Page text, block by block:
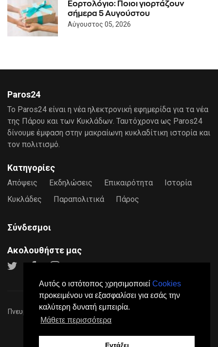
Αυτός ο ιστότοπος χρησιμοποιεί Cookies
προκειμένου να εξασφαλίσει για εσάς την
καλύτερη δυνατή εμπειρία.
Μάθετε περισσότερα
Εντάξει
Εορτολόγιο: Ποιοι γιορτάζουν
σήμερα 5 Αυγούστου
Αύγουστος 05, 2026
Paros24
Το Paros24 είναι η νέα ηλεκτρονική εφημερίδα για τα νέα
της Πάρου και των Κυκλάδων. Ταυτόχρονα ως Paros24
δίνουμε έμφαση στην μακραίωνη κυκλαδίτικη ιστορία και
τον πολιτισμό.
Κατηγορίες
Απόψεις Εκδηλώσεις Επικαιρότητα
Ιστορία
Κυκλάδες
Παραπολιτικά Πάρος
Σύνδεσμοι
Ακολουθήστε μας
Πνευματικά Δικαιώματα © 2026Paros24
νόμιμου δικαιώματος.
Επικοινωνία